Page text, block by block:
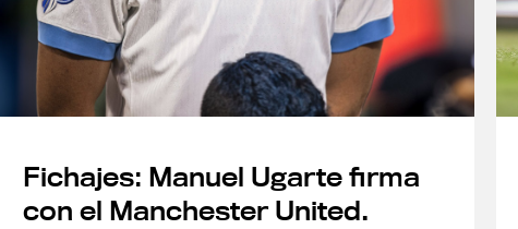
Fichajes: Manuel Ugarte firma
con el Manchester United.